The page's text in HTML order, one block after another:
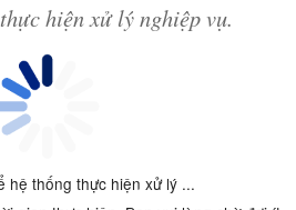
hiện xử lý nghiệp vụ.
hệ thống thực hiện xử lý ...